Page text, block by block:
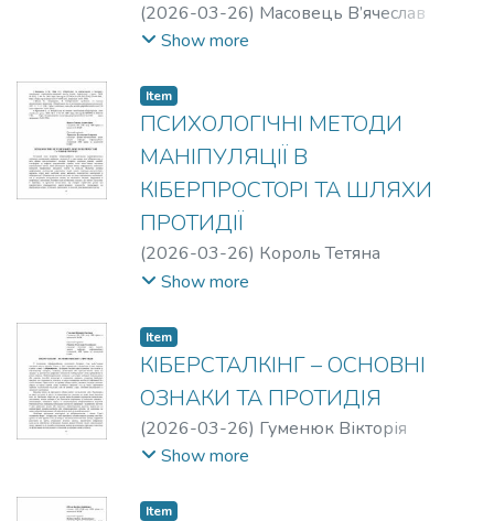
(2026-03-26) Масовець В’ячеслав
Олександрович
Show more
Item
ПСИХОЛОГІЧНІ МЕТОДИ
МАНІПУЛЯЦІЇ В
КІБЕРПРОСТОРІ ТА ШЛЯХИ
ПРОТИДІЇ
(2026-03-26) Король Тетяна
Анатоліївна
Show more
Item
КІБЕРСТАЛКІНГ – ОСНОВНІ
ОЗНАКИ ТА ПРОТИДІЯ
(2026-03-26) Гуменюк Вікторія
Олегівна
Show more
Item